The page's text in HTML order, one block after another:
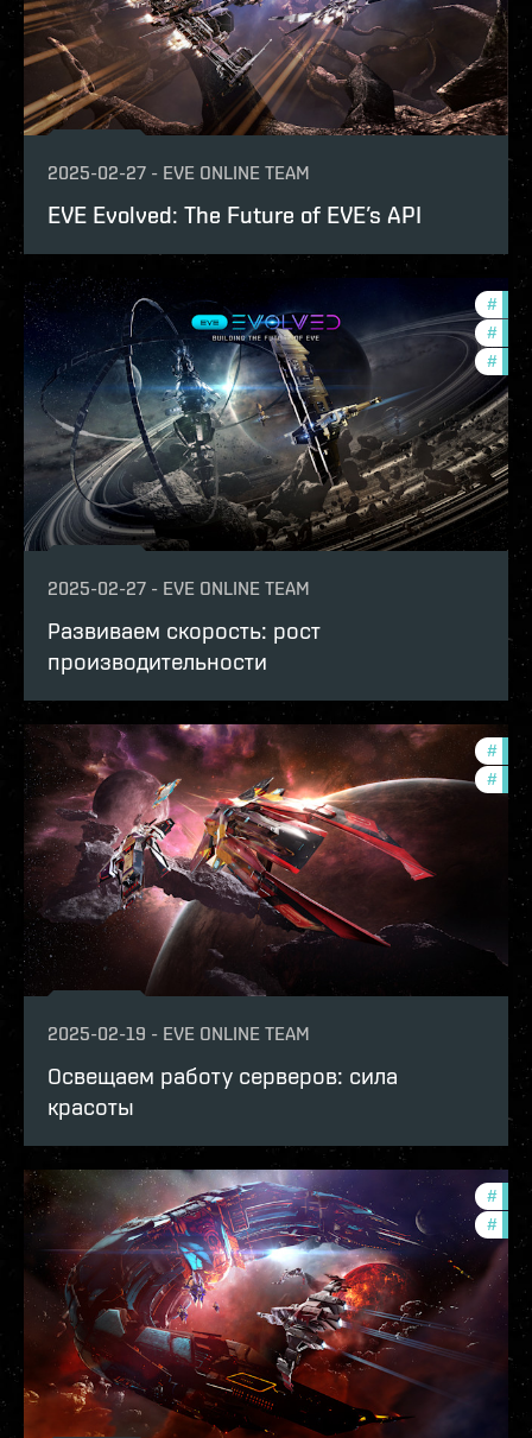
2025-02-27 - EVE ONLINE TEAM
EVE Evolved: The Future of EVE’s API
#
#
#
2025-02-27 - EVE ONLINE TEAM
Развиваем скорость: рост
производительности
#
#
2025-02-19 - EVE ONLINE TEAM
Освещаем работу серверов: сила
красоты
#
#